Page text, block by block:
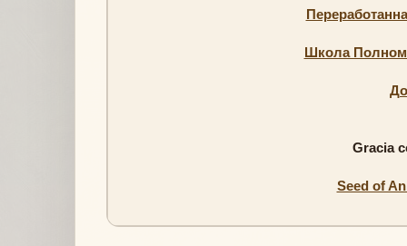
Школа
Gracia
Seed of